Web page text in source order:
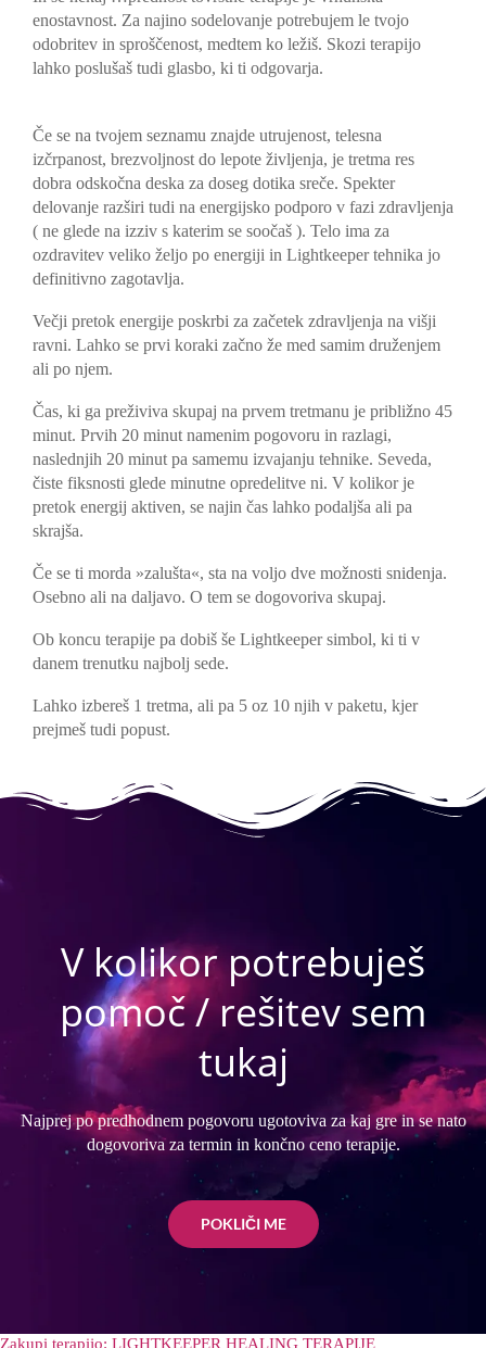
enostavnost. Za najino sodelovanje potrebujem le tvojo
odobritev in sproščenost, medtem ko ležiš. Skozi terapijo
lahko poslušaš tudi glasbo, ki ti odgovarja.
Če se na tvojem seznamu znajde utrujenost, telesna
izčrpanost, brezvoljnost do lepote življenja, je tretma res
dobra odskočna deska za doseg dotika sreče. Spekter
delovanje razširi tudi na energijsko podporo v fazi zdravljenja
( ne glede na izziv s katerim se soočaš ). Telo ima za
ozdravitev veliko željo po energiji in Lightkeeper tehnika jo
definitivno zagotavlja.
Večji pretok energije poskrbi za začetek zdravljenja na višji
ravni. Lahko se prvi koraki začno že med samim druženjem
ali po njem.
Čas, ki ga preživiva skupaj na prvem tretmanu je približno 45
minut. Prvih 20 minut namenim pogovoru in razlagi,
naslednjih 20 minut pa samemu izvajanju tehnike. Seveda,
čiste fiksnosti glede minutne opredelitve ni. V kolikor je
pretok energij aktiven, se najin čas lahko podaljša ali pa
skrajša.
Če se ti morda »zalušta«, sta na voljo dve možnosti snidenja.
Osebno ali na daljavo. O tem se dogovoriva skupaj.
Ob koncu terapije pa dobiš še Lightkeeper simbol, ki ti v
danem trenutku najbolj sede.
Lahko izbereš 1 tretma, ali pa 5 oz 10 njih v paketu, kjer
prejmeš tudi popust.
V kolikor potrebuješ
pomoč / rešitev sem
tukaj
Najprej po predhodnem pogovoru ugotoviva za kaj gre in se nato
dogovoriva za termin in končno ceno terapije.
POKLIČI ME
Zakupi terapijo: LIGHTKEEPER HEALING TERAPIJE